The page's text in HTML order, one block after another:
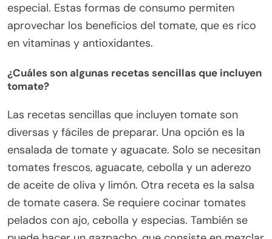
especial. Estas formas de consumo permiten
aprovechar los beneficios del tomate, que es rico
en vitaminas y antioxidantes.
¿Cuáles son algunas recetas sencillas que incluyen
tomate?
Las recetas sencillas que incluyen tomate son
diversas y fáciles de preparar. Una opción es la
ensalada de tomate y aguacate. Solo se necesitan
tomates frescos, aguacate, cebolla y un aderezo
de aceite de oliva y limón. Otra receta es la salsa
de tomate casera. Se requiere cocinar tomates
pelados con ajo, cebolla y especias. También se